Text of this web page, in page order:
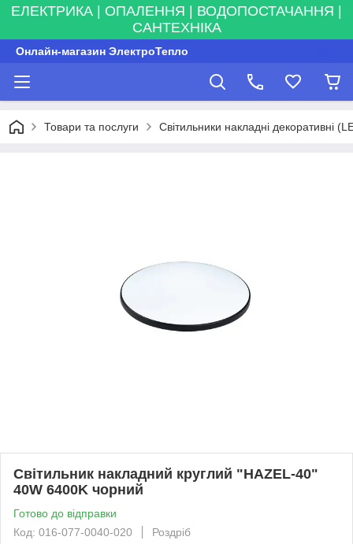
ЕЛЕКТРИКА | ОПАЛЕННЯ | ВОДОПОСТАЧАННЯ |
САНТЕХНІКА
Онлайн-магазин ЭлектроТепло
Товари та послуги Світильники накладні декоративні
Світильник накладний круглий "HAZEL-40"
40W 6400K чорний
Готово до відправки
Код: 016-077-0040-020
Роздріб